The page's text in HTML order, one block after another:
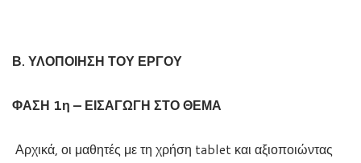
Β. ΥΛΟΠΟΙΗΣΗ ΤΟΥ ΕΡΓΟΥ
ΦΑΣΗ 1η – ΕΙΣΑΓΩΓΗ ΣΤΟ ΘΕΜΑ
Αρχικά, οι μαθητές με τη χρήση tablet και αξιοποιώντας